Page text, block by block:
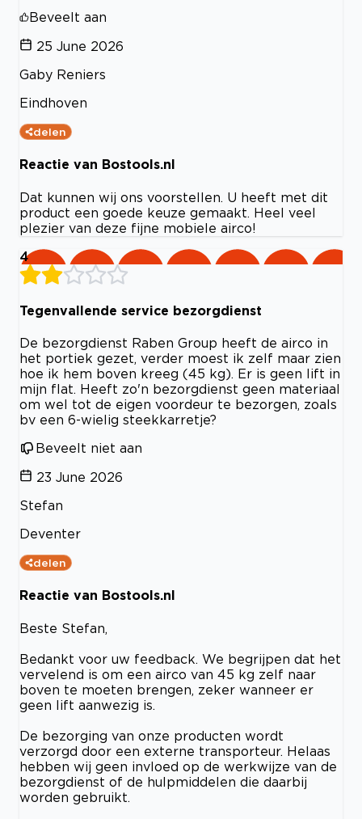
Beveelt aan
25 June 2026
Gaby Reniers
Eindhoven
delen
Reactie van Bostools.nl
Dat kunnen wij ons voorstellen. U heeft met dit
product een goede keuze gemaakt. Heel veel
plezier van deze fijne mobiele airco!
4
Tegenvallende service bezorgdienst
De bezorgdienst Raben Group heeft de airco in
het portiek gezet, verder moest ik zelf maar zien
hoe ik hem boven kreeg (45 kg). Er is geen lift in
mijn flat. Heeft zo'n bezorgdienst geen materiaal
om wel tot de eigen voordeur te bezorgen, zoals
bv een 6-wielig steekkarretje?
Beveelt niet aan
23 June 2026
Stefan
Deventer
delen
Reactie van Bostools.nl
Beste Stefan,
Bedankt voor uw feedback. We begrijpen dat het
vervelend is om een airco van 45 kg zelf naar
boven te moeten brengen, zeker wanneer er
geen lift aanwezig is.
De bezorging van onze producten wordt
verzorgd door een externe transporteur. Helaas
hebben wij geen invloed op de werkwijze van de
bezorgdienst of de hulpmiddelen die daarbij
worden gebruikt.